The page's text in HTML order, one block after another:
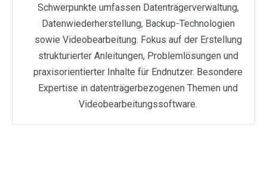
Schwerpunkte umfassen Datenträgerverwaltung,
Datenwiederherstellung, Backup-Technologien
sowie Videobearbeitung. Fokus auf der Erstellung
strukturierter Anleitungen, Problemlösungen und
praxisorientierter Inhalte für Endnutzer. Besondere
Expertise in datenträgerbezogenen Themen und
Videobearbeitungssoftware.